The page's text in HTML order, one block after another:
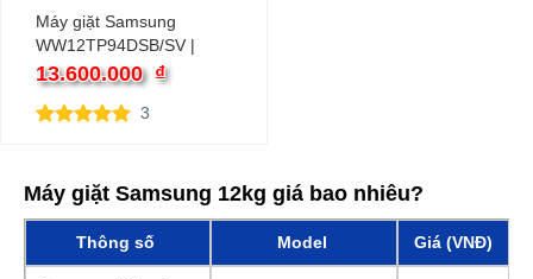
Máy giặt Samsung
WW12TP94DSB/SV |
12kg cửa ngang inverter
13.600.000 ₫
3
Máy giặt Samsung 12kg giá bao nhiêu?
Thông số Model Giá (VNĐ)